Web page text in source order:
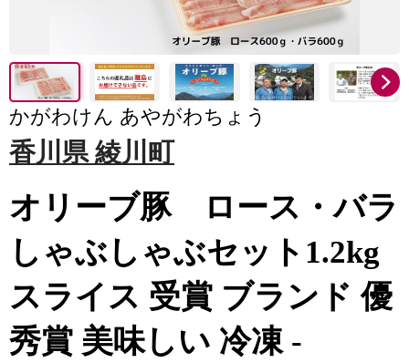
かがわけん あやがわちょう
香川県 綾川町
オリーブ豚 ロース・バラ
しゃぶしゃぶセット1.2kg
スライス 受賞 ブランド 優
秀賞 美味しい 冷凍 -